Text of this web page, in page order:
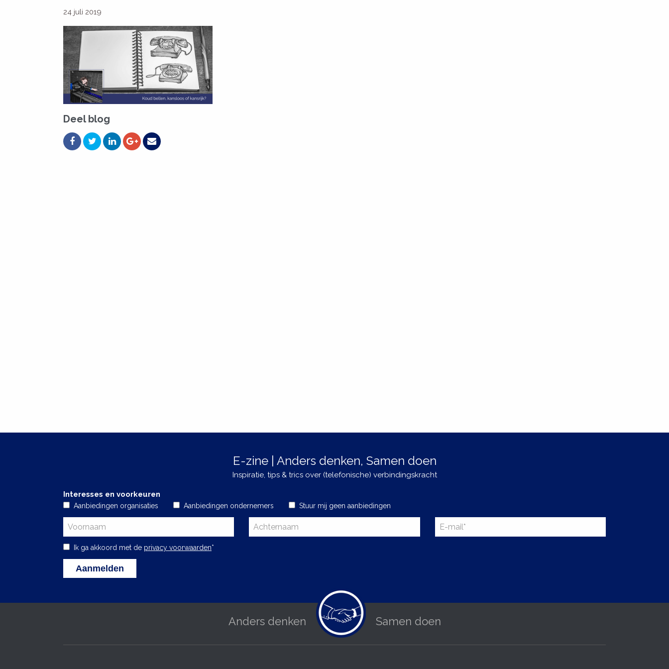
24 juli 2019
Deel blog
E-zine | Anders denken, Samen doen
Inspiratie, tips & trics over (telefonische) verbindingskracht
Interesses en voorkeuren
Aanbiedingen organisaties Aanbiedingen ondernemers Stuur mij geen aanbiedingen
Ik ga akkoord met de privacy voorwaarden*
Anders denken Samen doen